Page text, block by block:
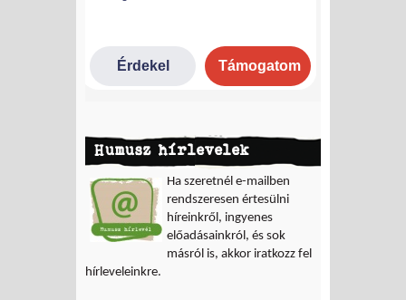
Humusz hírlevelek
Ha szeretnél e-mailben
rendszeresen értesülni
híreinkről, ingyenes
előadásainkról, és sok
másról is, akkor iratkozz fel
hírleveleinkre.